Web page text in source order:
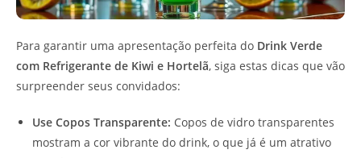
Para garantir uma apresentação perfeita do Drink Verde
com Refrigerante de Kiwi e Hortelã, siga estas dicas que vão
surpreender seus convidados:
Use Copos Transparente: Copos de vidro transparentes
mostram a cor vibrante do drink, o que já é um atrativo